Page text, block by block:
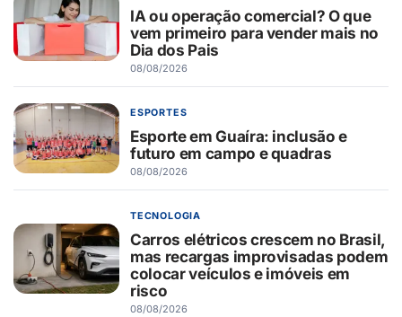
IA ou operação comercial? O que
vem primeiro para vender mais no
Dia dos Pais
08/08/2026
ESPORTES
Esporte em Guaíra: inclusão e
futuro em campo e quadras
08/08/2026
TECNOLOGIA
Carros elétricos crescem no Brasil,
mas recargas improvisadas podem
colocar veículos e imóveis em
risco
08/08/2026